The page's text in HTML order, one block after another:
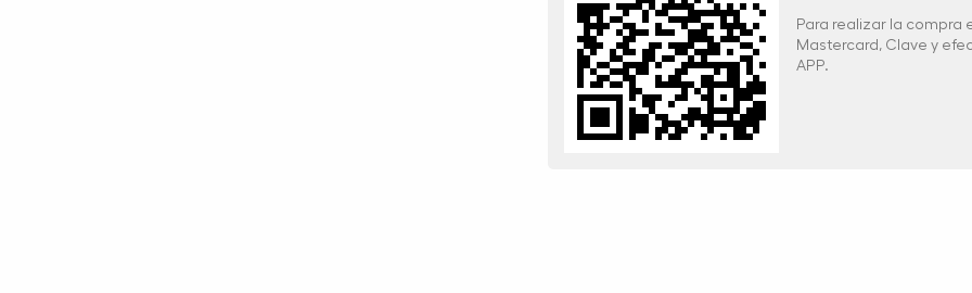
Para realizar la compra
Mastercard, Clave y
APP.